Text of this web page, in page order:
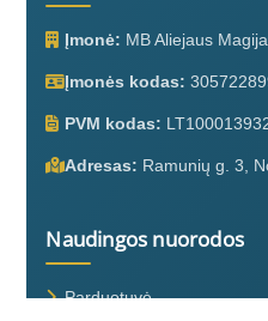
Įmonė: MB Aliejaus Magija
Įmonės kodas:
PVM kodas:
Adresas: Ramunių g. 3,
Naudingos nuorodos
Parduotuvė